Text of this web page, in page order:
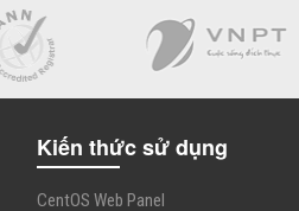
Kiến thức sử dụng
CentOS Web Panel